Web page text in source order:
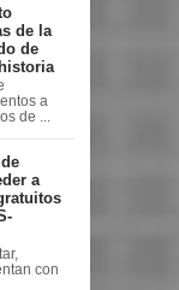
de la
de
a
de ...
a
con